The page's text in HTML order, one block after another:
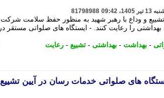
81798988
تشییع و وداع با رهبر شهید به منظور حفظ سلامت شرکت
را رعایت کنند. - ایستگاه های صلواتی مستقر در
- بهداشت - بهداشتی - تشییع - رعایت
های صلواتی خدمات رسان در آیین تشییع